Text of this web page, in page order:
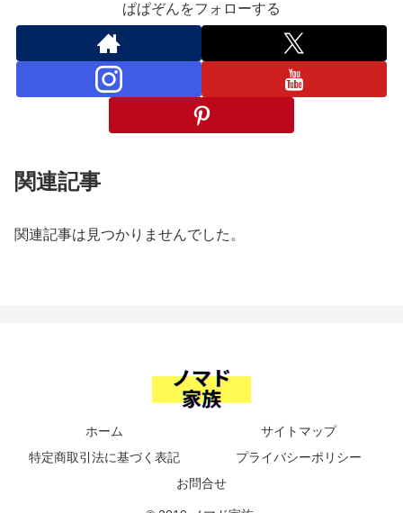
ぱぱぞんをフォローする
関連記事
関連記事は見つかりませんでした。
ホーム
サイトマップ
特定商取引法に基づく表記
プライバシーポリシー
お問合せ